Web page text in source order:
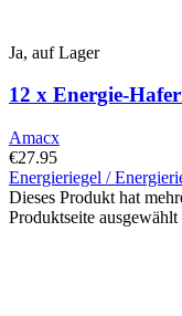
Ja, auf Lager
12 x Energie-
Amacx
€27.95
Energieriegel /
Dieses Produkt hat
Produktseite ausgewählt